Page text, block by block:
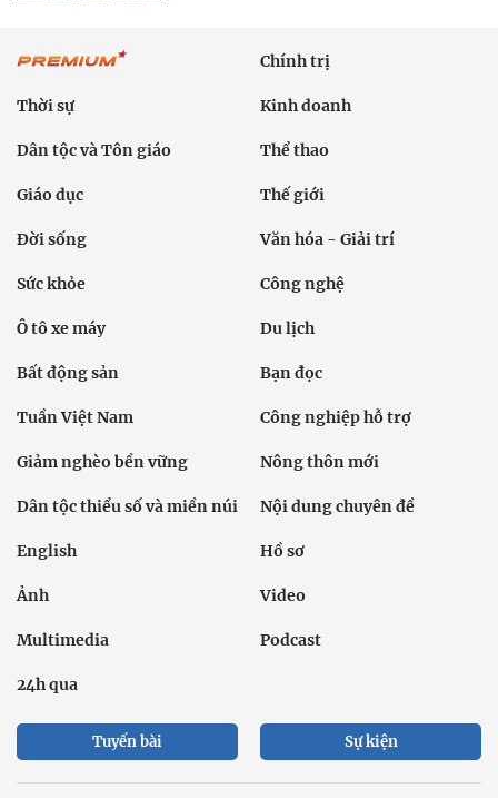
Chính trị
Thời sự Kinh doanh
Dân tộc và Tôn giáo Thể thao
Giáo dục Thế giới
Đời sống Văn hóa - Giải trí
Sức khỏe Công nghệ
Ô tô xe máy Du lịch
Bất động sản Bạn đọc
Tuần Việt Nam Công nghiệp hỗ trợ
Giảm nghèo bền vững Nông thôn mới
Dân tộc thiểu số và miền núi Nội dung chuyên đề
English Hồ sơ
Ảnh Video
Multimedia Podcast
24h qua
Tuyến bài Sự kiện